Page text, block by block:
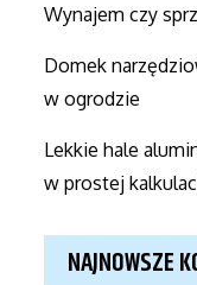
Wynajem czy
Domek
w ogrodzie
Lekkie hale
w prostej
NAJNOWSZE